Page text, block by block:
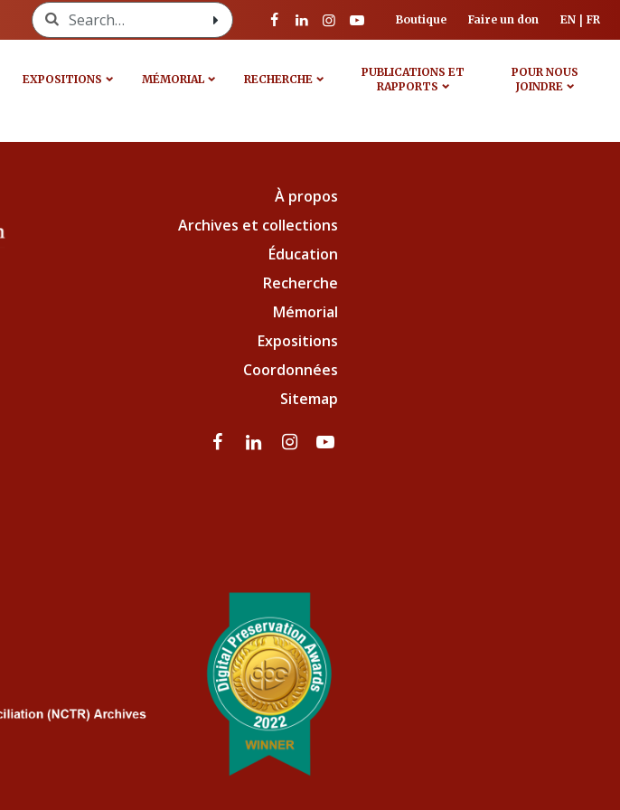
Search for: Boutique Faire un don EN FR
EXPOSITIONS MÉMORIAL RECHERCHE
PUBLICATIONS ET
RAPPORTS
POUR NOUS
JOINDRE
À propos
Archives et collections
Éducation
Recherche
Mémorial
Expositions
Coordonnées
Sitemap